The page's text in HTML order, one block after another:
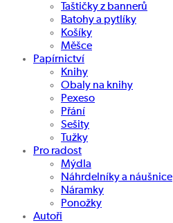
Taštičky z bannerů
Batohy a pytlíky
Košíky
Měšce
Papírnictví
Knihy
Obaly na knihy
Pexeso
Přání
Sešity
Tužky
Pro radost
Mýdla
Náhrdelníky a náušnice
Náramky
Ponožky
Autoři